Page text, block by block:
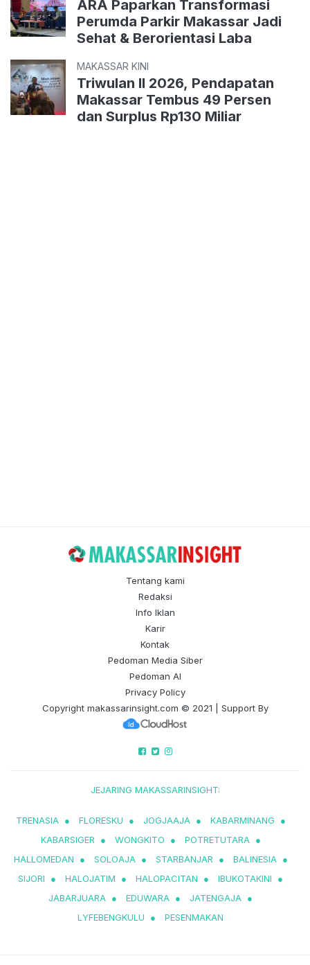
ARA Paparkan Transformasi
Perumda Parkir Makassar Jadi
Sehat & Berorientasi Laba
MAKASSAR KINI
Triwulan II 2026, Pendapatan
Makassar Tembus 49 Persen
dan Surplus Rp130 Miliar
Tentang kami
Redaksi
Info Iklan
Karir
Kontak
Pedoman Media Siber
Pedoman AI
Privacy Policy
Copyright makassarinsight.com © 2021 | Support By
JEJARING MAKASSARINSIGHT:
TRENASIA ● FLORESKU ● JOGJAAJA ● KABARMINANG
●
KABARSIGER
● WONGKITO ● POTRETUTARA ●
HALLOMEDAN
● SOLOAJA ● STARBANJAR ● BALINESIA ●
SIJORI
● HALOJATIM ● HALOPACITAN ● IBUKOTAKINI
●
JABARJUARA ● EDUWARA ● JATENGAJA ●
LYFEBENGKULU
● PESENMAKAN